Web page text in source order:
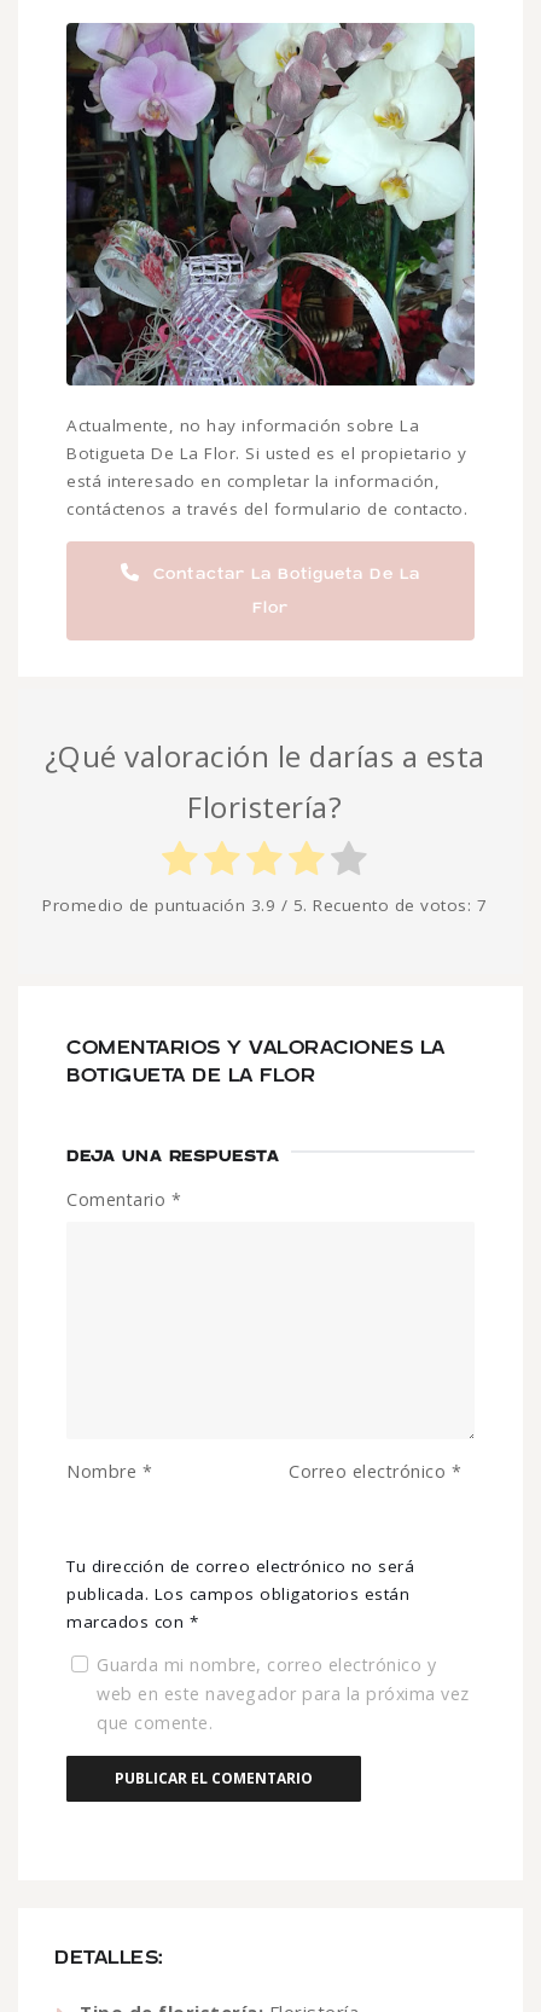
DETALLES:
Actualmente, no hay información sobre La
Botigueta De La Flor. Si usted es el propietario y
está interesado en completar la información,
contáctenos a través del formulario de contacto.
Contactar La Botigueta De La
Flor
¿Qué valoración le darías a esta
Floristería?
Promedio de puntuación 3.9 / 5. Recuento de votos: 7
COMENTARIOS Y VALORACIONES LA
BOTIGUETA DE LA FLOR
DEJA UNA RESPUESTA
Tu dirección de correo electrónico no será
publicada. Los campos obligatorios están
marcados con *
Comentario *
Nombre * Correo electrónico *
Guarda mi nombre, correo electrónico y
web en este navegador para la próxima vez
que comente.